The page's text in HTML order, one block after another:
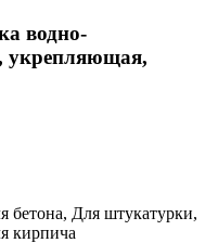
водно-
укрепляющая,
бетона, Для штукатурки,
кирпича